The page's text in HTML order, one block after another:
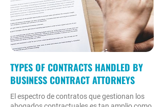
TYPES OF CONTRACTS HANDLED BY
BUSINESS CONTRACT ATTORNEYS​
El espectro de contratos que gestionan los